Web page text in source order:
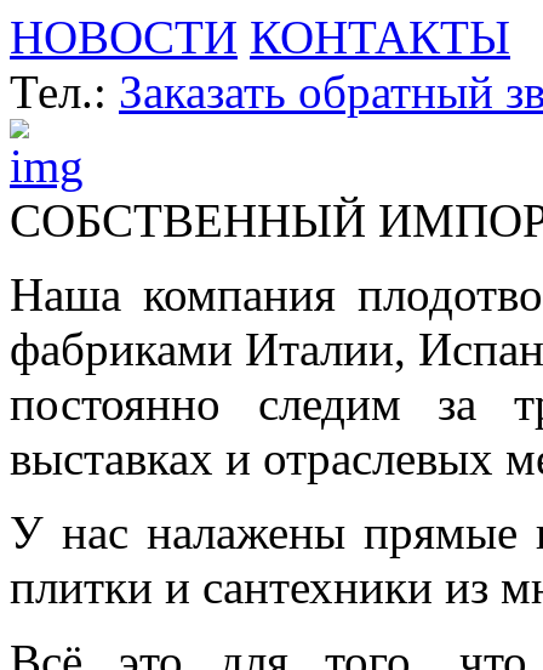
НОВОСТИ КОНТАКТЫ
Тел.: Заказать обратный
СОБСТВЕННЫЙ
Наша компания
фабриками Италии,
постоянно следим за
выставках и отраслевых
У нас налажены прямые
плитки и сантехники из